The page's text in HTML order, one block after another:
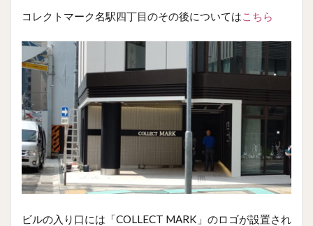
コレクトマーク名駅四丁目のその後についてはこちら
ビルの入り口には「COLLECT MARK」のロゴが設置され